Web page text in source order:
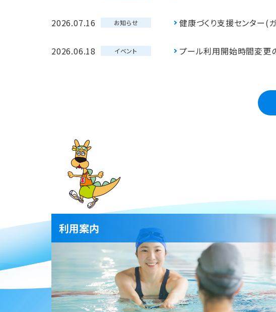
2026.07.16 お知らせ 健康づくり支援センター(
2026.06.18 イベント プール利用開始時間変更
2026.03.06
2026.03.05
利用案内